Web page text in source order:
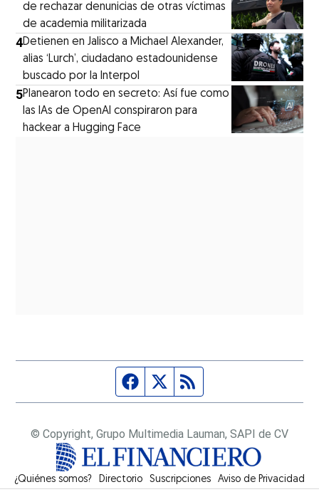
de rechazar denunicias de otras víctimas
de academia militarizada
4Detienen en Jalisco a Michael Alexander,
alias ‘Lurch’, ciudadano estadounidense
buscado por la Interpol
5Planearon todo en secreto: Así fue como
las IAs de OpenAI conspiraron para
hackear a Hugging Face
Página de Facebook
Fuente Twitter
© Copyright, Grupo Multimedia Lauman, SAPI de CV
¿Quiénes somos? Directorio Suscripciones Opens in new window
Aviso de Privacidad